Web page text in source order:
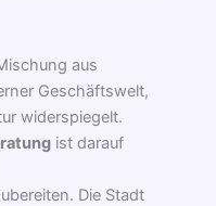
aus
Geschäftswelt,
widerspiegelt.
ist darauf
Die Stadt